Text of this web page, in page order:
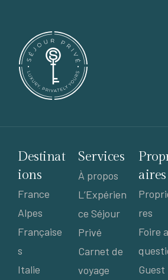
Destinat
ions
France
Alpes
Française
s
Italie
Services
À propos
L’Expérien
ce Séjour
Privé
Carnet de
voyage
aires
res
Foire
Guest